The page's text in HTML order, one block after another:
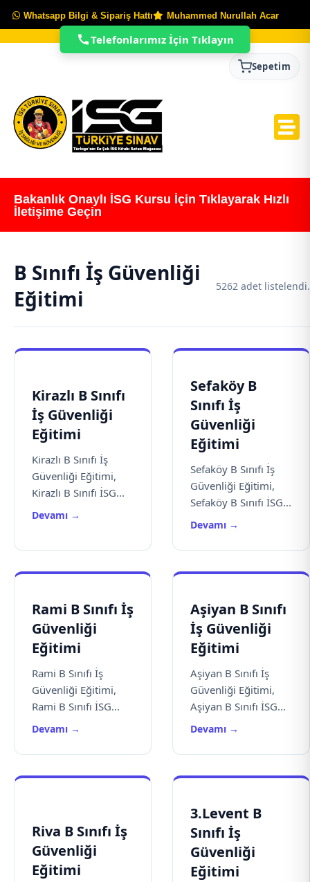
Whatsapp Bilgi & Sipariş Hattı Muhammed Nurullah Acar
Sepetim
Bakanlık Onaylı İSG Kursu İçin Tıklayarak Hızlı
İletişime Geçin
B Sınıfı İş Güvenliği
Eğitimi
5262 adet listelendi.
Kirazlı B Sınıfı
İş Güvenliği
Eğitimi
Kirazlı B Sınıfı İş
Güvenliği Eğitimi,
Kirazlı B Sınıfı İSG...
Devamı →
Sefaköy B
Sınıfı İş
Güvenliği
Eğitimi
Sefaköy B Sınıfı İş
Güvenliği Eğitimi,
Sefaköy B Sınıfı İSG...
Devamı →
Rami B Sınıfı İş
Güvenliği
Eğitimi
Rami B Sınıfı İş
Güvenliği Eğitimi,
Rami B Sınıfı İSG...
Devamı →
Aşiyan B Sınıfı
İş Güvenliği
Eğitimi
Aşiyan B Sınıfı İş
Güvenliği Eğitimi,
Aşiyan B Sınıfı İSG...
Devamı →
Riva B Sınıfı İş
Güvenliği
Eğitimi
3.Levent B
Sınıfı İş
Güvenliği
Eğitimi
Telefonlarımız İçin Tıklayın